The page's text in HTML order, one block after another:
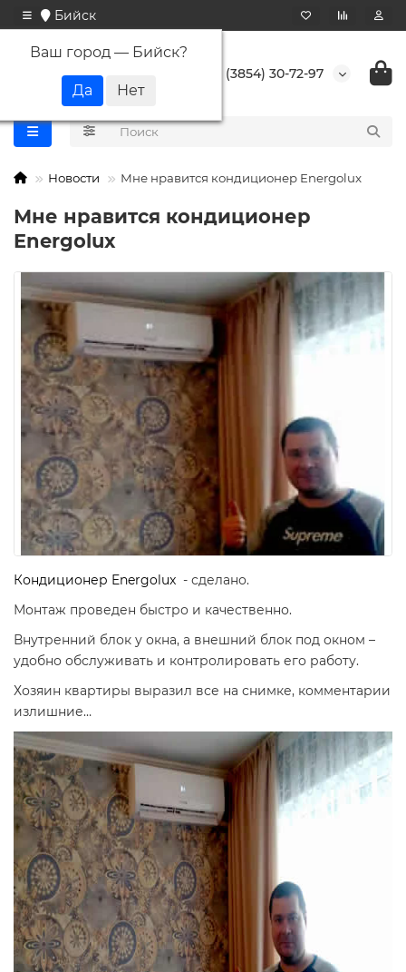
Бийск
Ваш город — Бийск?
+7 (3854) 30-72-97
Новости Мне нравится кондиционер Energolux
Мне нравится кондиционер
Energolux
Кондиционер Energolux - сделано.
Монтаж проведен быстро и качественно.
Внутренний блок у окна, а внешний блок под окном –
удобно обслуживать и контролировать его работу.
Хозяин квартиры выразил все на снимке, комментарии
излишние…